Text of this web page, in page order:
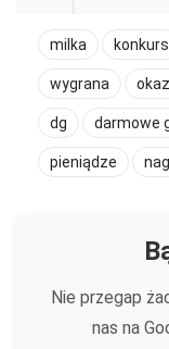
milka konkurs
wygrana
dg darmowe
pieniądze
Nie przegap
nas na